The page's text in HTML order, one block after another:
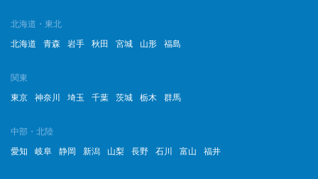
2023年2月
北海道・東北
北海道
青森 岩手 秋田 宮城 山形 福島
関東
東京
神奈川 埼玉 千葉 茨城 栃木 群馬
中部・北陸
愛知
岐阜 静岡 新潟 山梨 長野 石川 富山 福井